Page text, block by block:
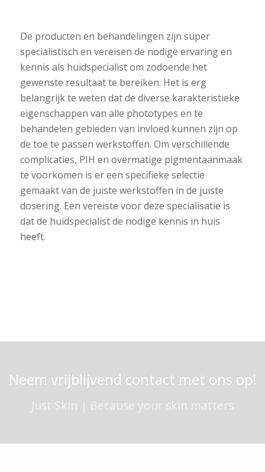
De producten en behandelingen zijn super
specialistisch en vereisen de nodige ervaring en
kennis als huidspecialist om zodoende het
gewenste resultaat te bereiken. Het is erg
belangrijk te weten dat de diverse karakteristieke
eigenschappen van alle phototypes en te
behandelen gebieden van invloed kunnen zijn op
de toe te passen werkstoffen. Om verschillende
complicaties, PIH en overmatige pigmentaanmaak
te voorkomen is er een specifieke selectie
gemaakt van de juiste werkstoffen in de juiste
dosering. Een vereiste voor deze specialisatie is
dat de huidspecialist de nodige kennis in huis
heeft.
Neem vrijblijvend contact met ons op!
Just Skin | Because your skin matters